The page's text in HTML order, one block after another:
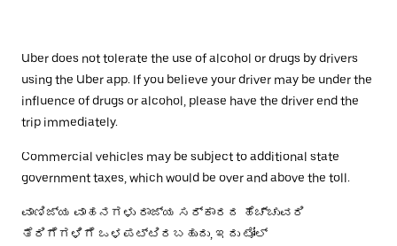
Uber does not tolerate the use of alcohol or drugs by drivers
using the Uber app. If you believe your driver may be under the
influence of drugs or alcohol, please have the driver end the
trip immediately.
Commercial vehicles may be subject to additional state
government taxes, which would be over and above the toll.
ವಾಣಿಜ್ಯ ವಾಹನಗಳು ರಾಜ್ಯ ಸರ್ಕಾರದ ಹೆಚ್ಚುವರಿ
ತೆರಿಗೆಗಳಿಗೆ ಒಳಪಟ್ಟಿರಬಹುದು, ಇದು ಟೋಲ್